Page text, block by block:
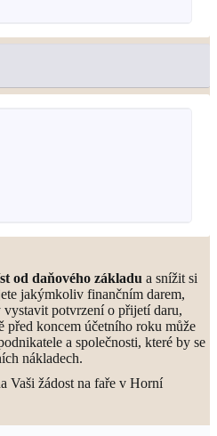
od daňového základu a snížit si
jakýmkoliv finančním darem,
potvrzení o přijetí daru,
před koncem účetního roku může
a společnosti, které by se
nákladech.
Vaši žádost na faře v Horní